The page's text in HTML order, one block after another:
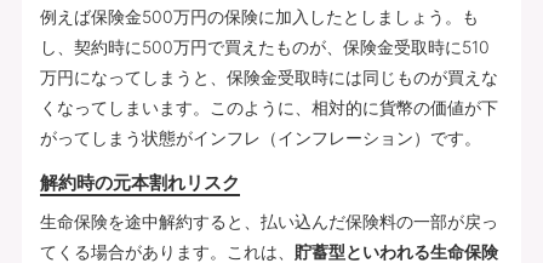
例えば保険金500万円の保険に加入したとしましょう。も
し、契約時に500万円で買えたものが、保険金受取時に510
万円になってしまうと、保険金受取時には同じものが買えな
くなってしまいます。このように、相対的に貨幣の価値が下
がってしまう状態がインフレ（インフレーション）です。
解約時の元本割れリスク
生命保険を途中解約すると、払い込んだ保険料の一部が戻っ
てくる場合があります。これは、 貯蓄型といわれる生命保険